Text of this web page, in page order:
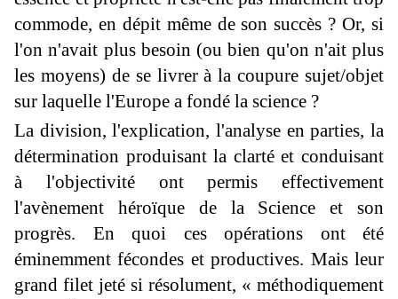
commode, en dépit même de son succès ? Or, si
l'on n'avait plus besoin (ou bien qu'on n'ait plus
les moyens) de se livrer à la coupure sujet/objet
sur laquelle l'Europe a fondé la science ?
La division, l'explication, l'analyse en parties, la
détermination produisant la clarté et conduisant
à l'objectivité ont permis effectivement
l'avènement héroïque de la Science et son
progrès. En quoi ces opérations ont été
éminemment fécondes et productives. Mais leur
grand filet jeté si résolument, « méthodiquement